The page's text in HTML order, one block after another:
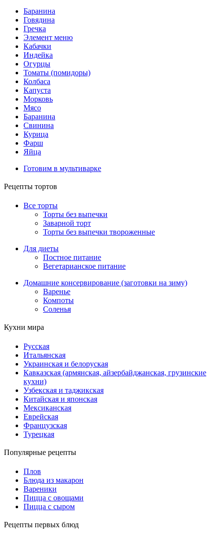
Баранина
Говядина
Гречка
Элемент меню
Кабачки
Индейка
Огурцы
Томаты (помидоры)
Колбаса
Капуста
Морковь
Мясо
Баранина
Свинина
Курица
Фарш
Яйца
Готовим в мультиварке
Рецепты тортов
Все торты
Торты без выпечки
Заварной торт
Торты без выпечки твороженные
Для диеты
Постное питание
Вегетарианское питание
Домашние консервирование (заготовки на зиму)
Варенье
Компоты
Соленья
Кухни мира
Русская
Итальянская
Украинская и белоруская
Кавказская (армянская, айзербайджанская, грузинские
кухни)
Узбекская и таджикская
Китайская и японская
Мексиканская
Еврейская
Французская
Турецкая
Популярные рецепты
Плов
Блюда из макарон
Вареники
Пицца с овощами
Пицца с сыром
Рецепты первых блюд